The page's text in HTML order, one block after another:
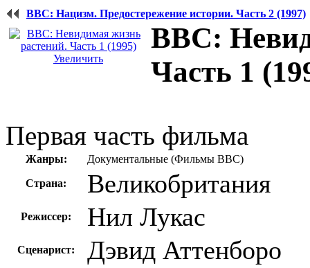
BBC: Нацизм. Предостережение истории. Часть 2 (1997)
Увеличить
BBC:
Часть 1
Первая часть фильма
Жанры: Документальные (Фильмы BBC)
Страна: Великобритания
Режиссер: Нил Лукас
Сценарист: Дэвид Аттенборо